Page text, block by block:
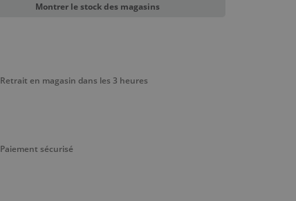
Montrer le stock des magasins
Retrait en magasin dans les 3 heures
Paiement sécurisé